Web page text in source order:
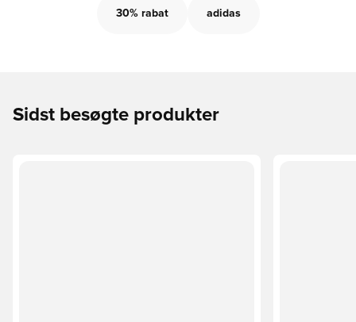
30% rabat adidas
Sidst besøgte produkter